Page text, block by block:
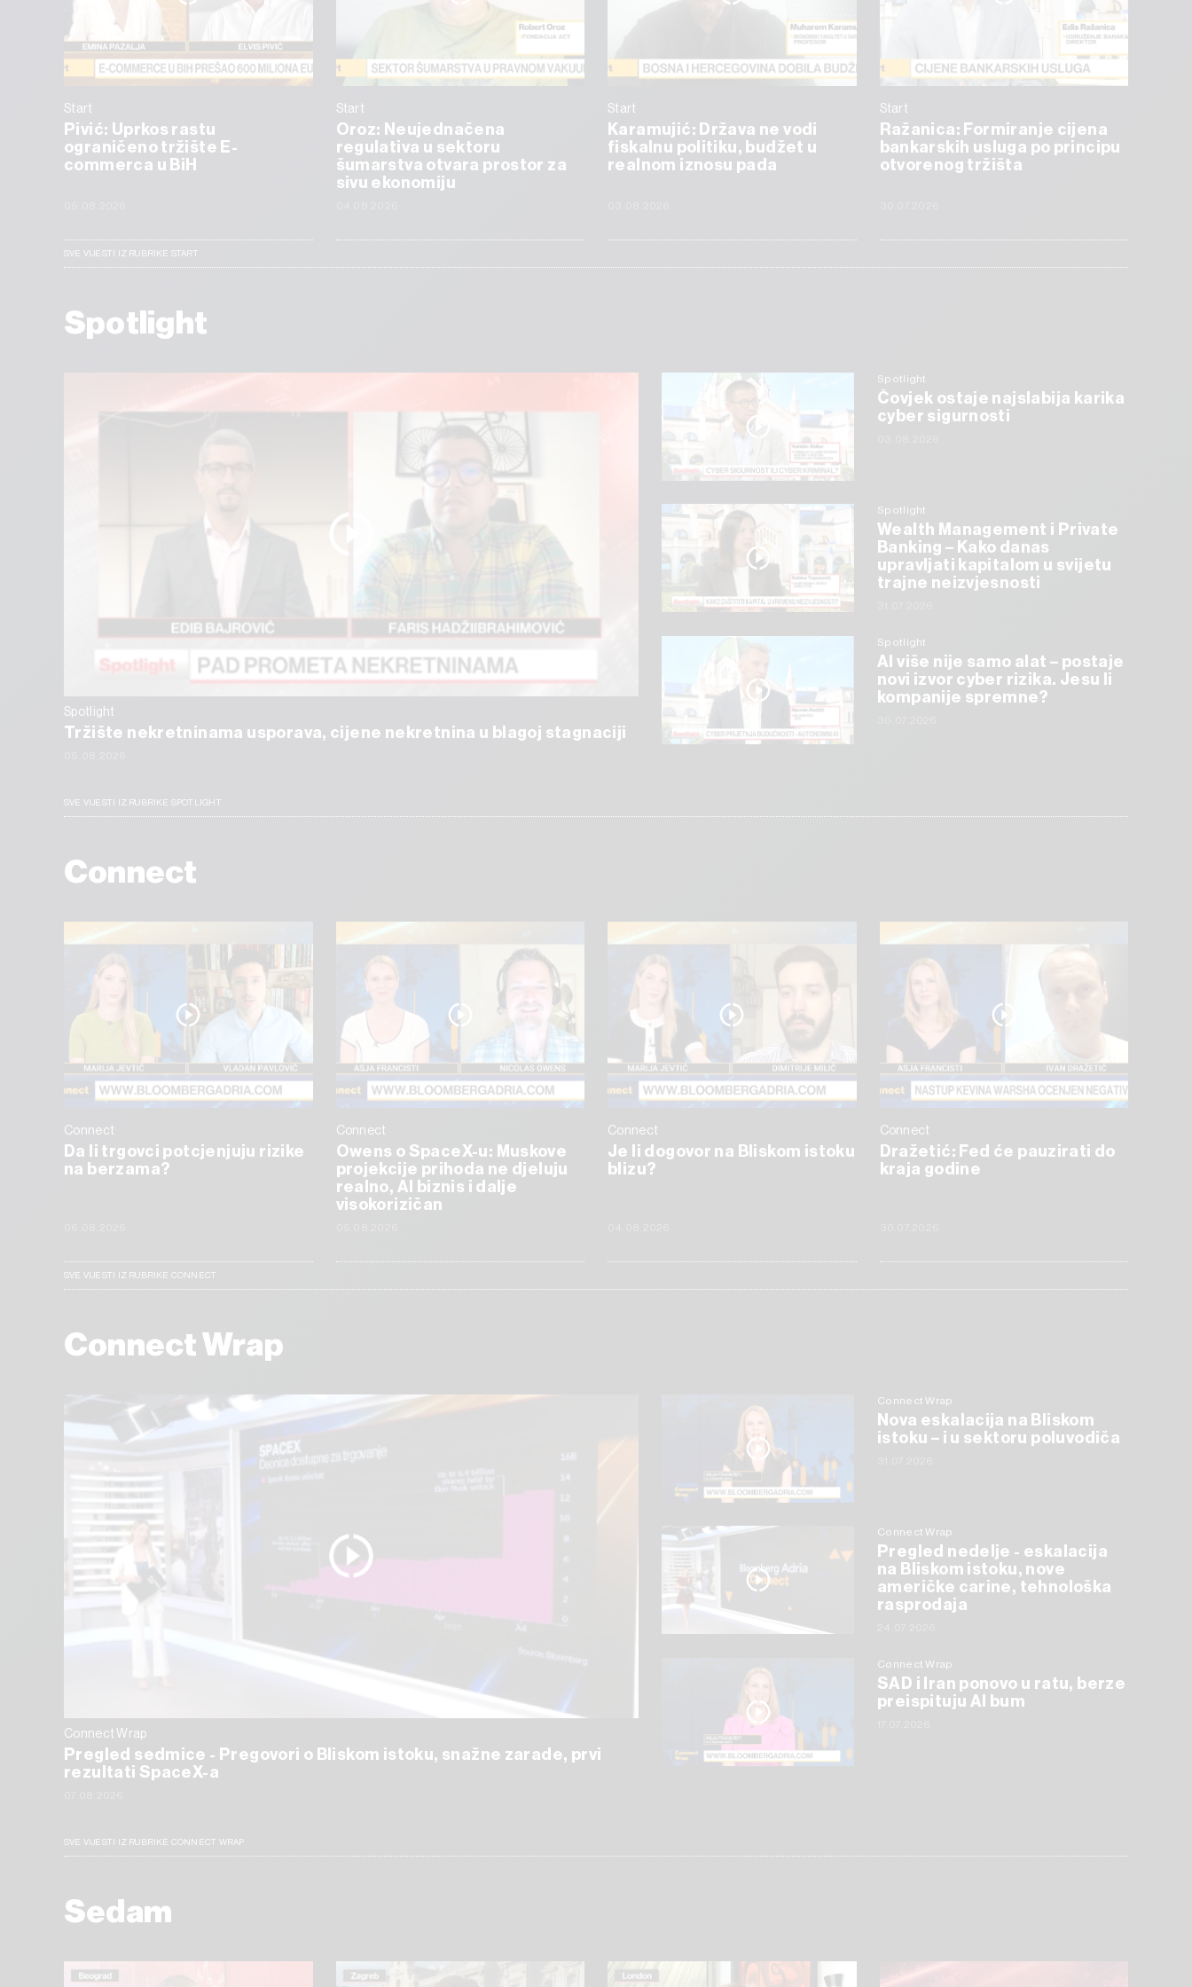
Start
Pivić: Uprkos rastu
ograničeno tržište E-
commerca u BiH
Start
Oroz: Neujednačena
regulativa u sektoru
šumarstva otvara prostor za
sivu ekonomiju
Start
Karamujić: Država ne vodi
fiskalnu politiku, budžet u
realnom iznosu pada
Start
Ražanica: Formiranje cijena
bankarskih usluga po principu
otvorenog tržišta
SVE VIJESTI IZ RUBRIKE START
Spotlight
Spotlight
Tržište nekretninama usporava, cijene nekretnina u blagoj stagnaciji
Spotlight
Čovjek ostaje najslabija karika
cyber sigurnosti
Spotlight
Wealth Management i Private
Banking – Kako danas
upravljati kapitalom u svijetu
trajne neizvjesnosti
Spotlight
AI više nije samo alat – postaje
novi izvor cyber rizika. Jesu li
kompanije spremne?
SVE VIJESTI IZ RUBRIKE SPOTLIGHT
Connect
Connect
Da li trgovci potcjenjuju rizike
na berzama?
Connect
Owens o SpaceX-u: Muskove
projekcije prihoda ne djeluju
realno, AI biznis i dalje
visokorizičan
Connect
Je li dogovor na Bliskom istoku
blizu?
Connect
Dražetić: Fed će pauzirati do
kraja godine
SVE VIJESTI IZ RUBRIKE CONNECT
Connect Wrap
Connect Wrap
Pregled sedmice - Pregovori o Bliskom istoku, snažne zarade, prvi
rezultati SpaceX-a
Connect Wrap
Nova eskalacija na Bliskom
istoku – i u sektoru poluvodiča
Connect Wrap
Pregled nedelje - eskalacija
na Bliskom istoku, nove
američke carine, tehnološka
rasprodaja
Connect Wrap
SAD i Iran ponovo u ratu, berze
preispituju AI bum
SVE VIJESTI IZ RUBRIKE CONNECT WRAP
Sedam